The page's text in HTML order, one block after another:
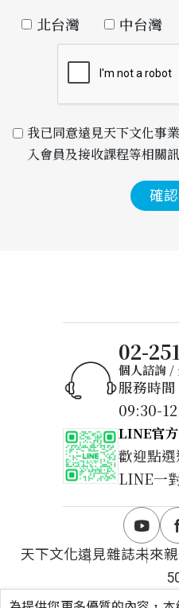
北台灣
中台灣
我已同意遠見天下文化事
入會員及接收課程等相關
確
02-
個人諮詢 /
服務時
09:30-
LINE官
歡迎點
LINE一
天下文化遠見雜誌未來